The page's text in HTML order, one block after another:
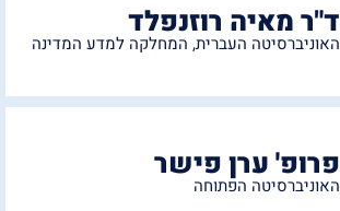
ד"ר מאיה רוזנפלד
האוניברסיטה העברית, המחלקה למדע המדינה
פרופ' ערן פישר
האוניברסיטה הפתוחה